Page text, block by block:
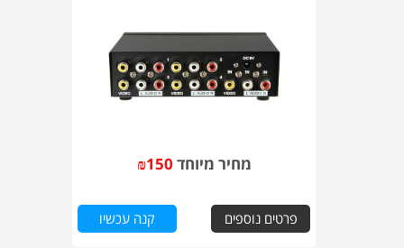
מחיר מיוחד ₪150
פרטים נוספים קנה עכשיו